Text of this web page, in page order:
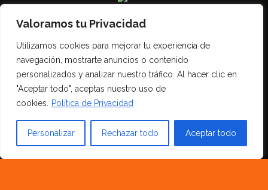
Valoramos tu Privacidad
Utilizamos cookies para mejorar tu experiencia de
navegación, mostrarte anuncios o contenido
personalizados y analizar nuestro tráfico. Al hacer clic en
"Aceptar todo", aceptas nuestro uso de
cookies.
Política de Privacidad
Personalizar Rechazar todo Aceptar todo
(2023)